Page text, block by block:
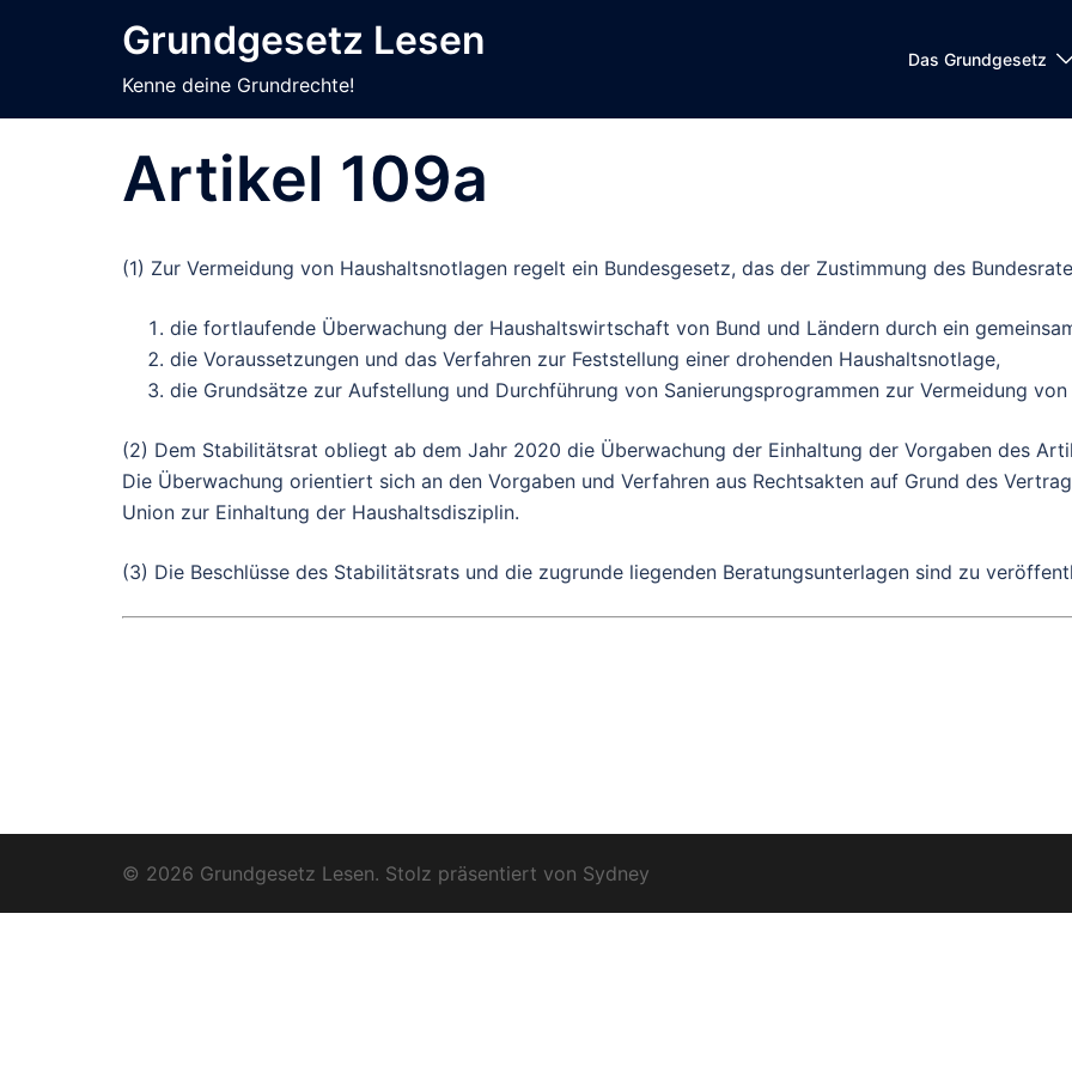
Grundgesetz Lesen
Kenne deine Grundrechte!
Das Grundgesetz
Artikel 109a
(1) Zur Vermeidung von Haushaltsnotlagen regelt ein Bundesgesetz, das der Zustimmung des
die fortlaufende Überwachung der Haushaltswirtschaft von Bund und Ländern durch ein
die Voraussetzungen und das Verfahren zur Feststellung einer drohenden Haushaltsnotlage,
die Grundsätze zur Aufstellung und Durchführung von Sanierungsprogrammen zur Vermeidung
(2) Dem Stabilitätsrat obliegt ab dem Jahr 2020 die Überwachung der Einhaltung der Vorgaben des
Die Überwachung orientiert sich an den Vorgaben und Verfahren aus Rechtsakten auf Grund des
Union zur Einhaltung der Haushaltsdisziplin.
(3) Die Beschlüsse des Stabilitätsrats und die zugrunde liegenden Beratungsunterlagen sind zu
© 2026 Grundgesetz Lesen. Stolz präsentiert von Sydney